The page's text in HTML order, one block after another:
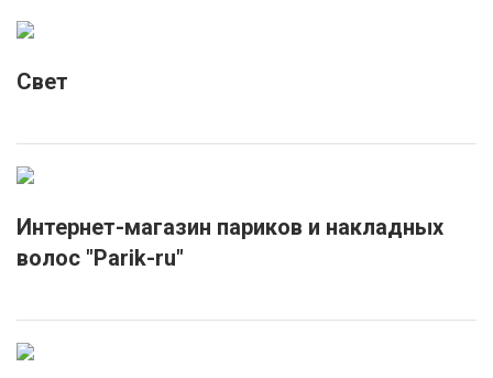
Свет
Интернет-магазин париков и накладных
волос "Parik-ru"